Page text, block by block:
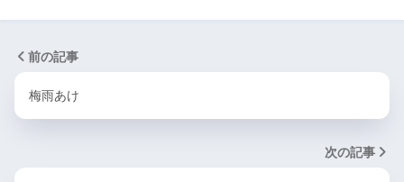
前の記事
梅雨あけ
次の記事